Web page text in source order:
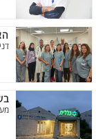
דני